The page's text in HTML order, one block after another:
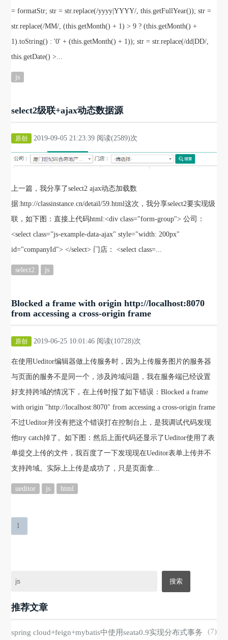
= formatStr; str = str.replace(/yyyy|YYYY/, this.getFullYear()); str =
str.replace(/MM/, (this.getMonth() + 1) > 9 ? (this.getMonth() +
1).toString() : '0' + (this.getMonth() + 1)); str = str.replace(/dd|DD/,
this.getDate() >...
js
select2级联+ajax动态数据源
原创 2019-09-05 21:23:39 阅读(2589)次
上一篇，我分享了select2 ajax动态加载数
据:http://classinstance.cn/detail/59.html这次，我分享select2要实现级
联，如下图：直接上代码html:<div class="form-group"> 公司：
<select class="js-example-data-ajax" style="width: 200px"
id="companyId"> </select> 门店： <select class=...
select2 js
Blocked a frame with origin http://localhost:8070
from accessing a cross-origin frame
原创 2019-06-25 10:01:46 阅读(10728)次
在使用Ueditor编辑器做上传服务时，因为上传服务图片的服务器
与页面的服务不是同一个，涉及跨域问题，我在服务端已经设置
好支持跨域的情况下，在上传时报了如下错误：Blocked a frame
with origin "http://localhost:8070" from accessing a cross-origin frame
不过Ueditor并没有把这个错误打在控制台上，是我调试代码发现
他try catch掉了。如下图：然后上面代码还显示了Ueditor使用了表
单提交上传的文件，我百度了一下发现现在Ueditor表单上传并不
支持跨域。实际上上传是成功了，只是页面拿...
ueditor js html
1
推荐文章
spring cloud+feign+mybatis中使用seata0.9实现分布式事务 (7)